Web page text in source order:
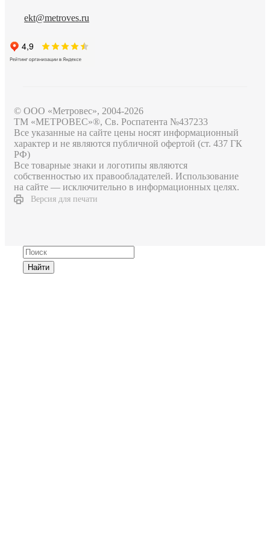
ekt@metroves.ru
© ООО «Метровес», 2004-2026
ТМ «МЕТРОВЕС»®, Св. Роспатента №4​3​7​2​3​3
Все указанные на сайте цены носят информационный
характер и не являются публичной офертой (ст. 437 ГК
РФ)
Все товарные знаки и логотипы являются
собственностью их правообладателей. Использование
на сайте — исключительно в информационных целях.
Версия для печати
Найти